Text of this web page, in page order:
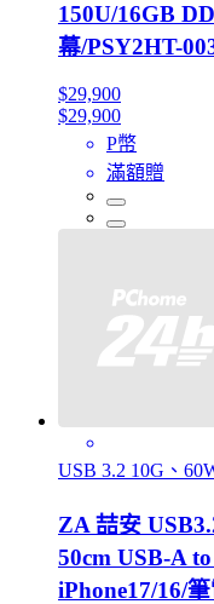
150U/16GB
幕/PSY2HT-
$29,900
$29,900
P幣
滿額贈
USB 3.2 10G、
ZA 喆安
50cm USB-A
iPhone17/16/